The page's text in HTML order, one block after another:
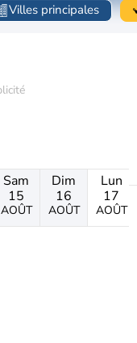
Villes principales
Sam
15
AOÛT
Dim
16
AOÛT
Lun
17
AOÛT